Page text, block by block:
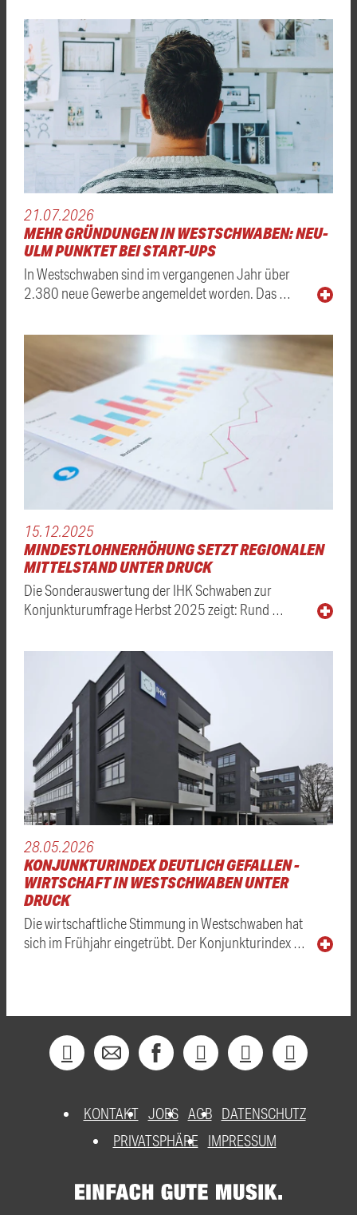
21.07.2026
MEHR GRÜNDUNGEN IN WESTSCHWABEN: NEU-
ULM PUNKTET BEI START-UPS
In Westschwaben sind im vergangenen Jahr über
2.380 neue Gewerbe angemeldet worden. Das …
15.12.2025
MINDESTLOHNERHÖHUNG SETZT REGIONALEN
MITTELSTAND UNTER DRUCK
Die Sonderauswertung der IHK Schwaben zur
Konjunkturumfrage Herbst 2025 zeigt: Rund …
28.05.2026
KONJUNKTURINDEX DEUTLICH GEFALLEN -
WIRTSCHAFT IN WESTSCHWABEN UNTER
DRUCK
Die wirtschaftliche Stimmung in Westschwaben hat
sich im Frühjahr eingetrübt. Der Konjunkturindex …
KONTAKT JOBS AGB DATENSCHUTZ
PRIVATSPHÄRE
IMPRESSUM